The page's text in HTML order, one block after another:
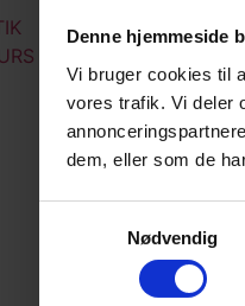
Denne hjemmeside
Vi bruger cookies til
vores trafik. Vi deler
dem, eller som de
Nødvendig